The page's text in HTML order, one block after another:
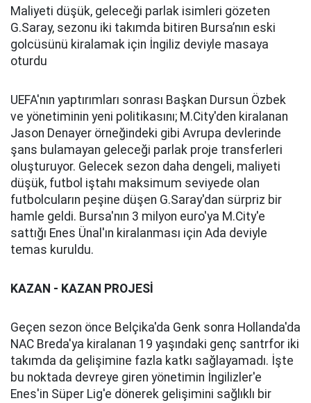
Maliyeti düşük, geleceği parlak isimleri gözeten
G.Saray, sezonu iki takımda bitiren Bursa’nın eski
golcüsünü kiralamak için İngiliz deviyle masaya
oturdu
UEFA'nın yaptırımları sonrası Başkan Dursun Özbek
ve yönetiminin yeni politikasını; M.City'den kiralanan
Jason Denayer örneğindeki gibi Avrupa devlerinde
şans bulamayan geleceği parlak proje transferleri
oluşturuyor. Gelecek sezon daha dengeli, maliyeti
düşük, futbol iştahı maksimum seviyede olan
futbolcuların peşine düşen G.Saray'dan sürpriz bir
hamle geldi. Bursa'nın 3 milyon euro'ya M.City'e
sattığı Enes Ünal'ın kiralanması için Ada deviyle
temas kuruldu.
KAZAN - KAZAN PROJESİ
Geçen sezon önce Belçika'da Genk sonra Hollanda'da
NAC Breda'ya kiralanan 19 yaşındaki genç santrfor iki
takımda da gelişimine fazla katkı sağlayamadı. İşte
bu noktada devreye giren yönetimin İngilizler'e
Enes'in Süper Lig'e dönerek gelişimini sağlıklı bir